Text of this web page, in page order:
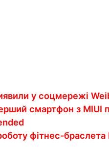
у соцмережі
смартфон з MIUI
фітнес-браслета